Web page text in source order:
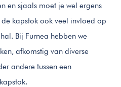
en sjaals moet je wel ergens
kapstok ook veel invloed op
Bij Furnea hebben we
afkomstig van diverse
andere tussen een